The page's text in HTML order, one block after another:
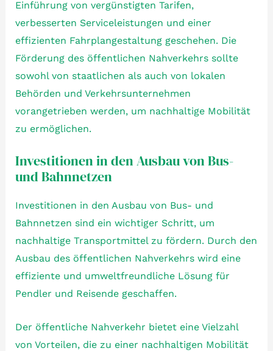
Einführung von vergünstigten Tarifen,
verbesserten Serviceleistungen und einer
effizienten Fahrplangestaltung geschehen. Die
Förderung des öffentlichen Nahverkehrs sollte
sowohl von staatlichen als auch von lokalen
Behörden und Verkehrsunternehmen
vorangetrieben werden, um nachhaltige Mobilität
zu ermöglichen.
Investitionen in den Ausbau von Bus-
und Bahnnetzen
Investitionen in den Ausbau von Bus- und
Bahnnetzen sind ein wichtiger Schritt, um
nachhaltige Transportmittel zu fördern. Durch den
Ausbau des öffentlichen Nahverkehrs wird eine
effiziente und umweltfreundliche Lösung für
Pendler und Reisende geschaffen.
Der öffentliche Nahverkehr bietet eine Vielzahl
von Vorteilen, die zu einer nachhaltigen Mobilität